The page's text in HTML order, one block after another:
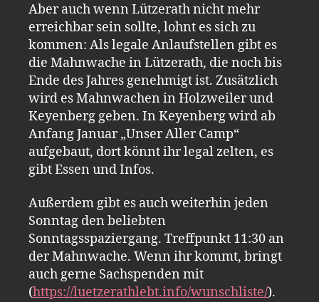
Aber auch wenn Lützerath nicht mehr
erreichbar sein sollte, lohnt es sich zu
kommen: Als legale Anlaufstellen gibt es
die Mahnwache in Lützerath, die noch bis
Ende des Jahres genehmigt ist. Zusätzlich
wird es Mahnwachen in Holzweiler und
Keyenberg geben. In Keyenberg wird ab
Anfang Januar „Unser Aller Camp“
aufgebaut, dort könnt ihr legal zelten, es
gibt Essen und Infos.
Außerdem gibt es auch weiterhin jeden
Sonntag den beliebten
Sonntagsspaziergang. Treffpunkt 11:30 an
der Mahnwache. Wenn ihr kommt, bringt
auch gerne Sachspenden mit
(https://luetzerathlebt.info/wunschliste/).